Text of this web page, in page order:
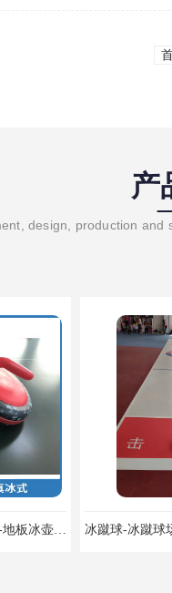
产
design, production
标准校园冰壶-旱地冰壶-地板冰壶科诺厂家可定制